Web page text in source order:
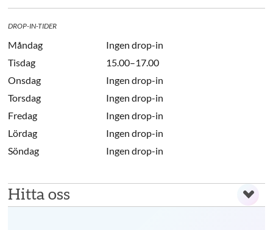
DROP-IN-TIDER
Måndag
Ingen drop-in
Tisdag
15.00–17.00
Onsdag
Ingen drop-in
Torsdag
Ingen drop-in
Fredag
Ingen drop-in
Lördag
Ingen drop-in
Söndag
Ingen drop-in
Hitta oss